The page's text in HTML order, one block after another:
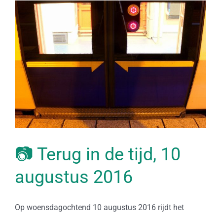
📷 Terug in de tijd, 10
augustus 2016
Op woensdagochtend 10 augustus 2016 rijdt het